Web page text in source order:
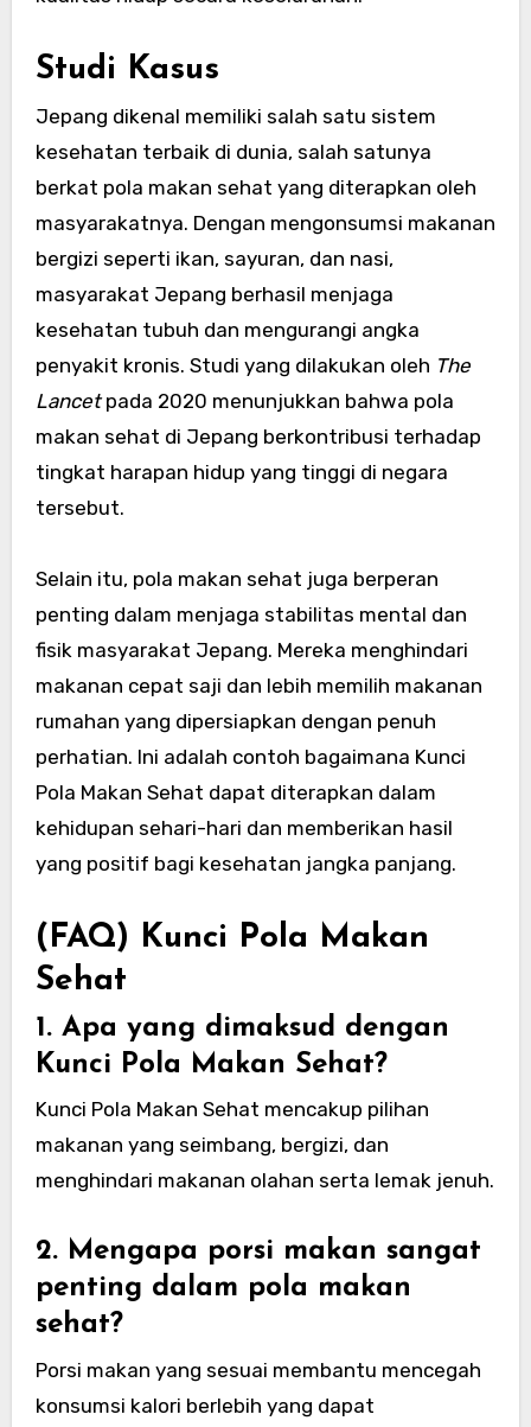
Studi Kasus
Jepang dikenal memiliki salah satu sistem
kesehatan terbaik di dunia, salah satunya
berkat pola makan sehat yang diterapkan oleh
masyarakatnya. Dengan mengonsumsi makanan
bergizi seperti ikan, sayuran, dan nasi,
masyarakat Jepang berhasil menjaga
kesehatan tubuh dan mengurangi angka
penyakit kronis. Studi yang dilakukan oleh The
Lancetpada 2020 menunjukkan bahwa pola
makan sehat di Jepang berkontribusi terhadap
tingkat harapan hidup yang tinggi di negara
tersebut.
Selain itu, pola makan sehat juga berperan
penting dalam menjaga stabilitas mental dan
fisik masyarakat Jepang. Mereka menghindari
makanan cepat saji dan lebih memilih makanan
rumahan yang dipersiapkan dengan penuh
perhatian. Ini adalah contoh bagaimana Kunci
Pola Makan Sehat dapat diterapkan dalam
kehidupan sehari-hari dan memberikan hasil
yang positif bagi kesehatan jangka panjang.
(FAQ) Kunci Pola Makan
Sehat
1. Apa yang dimaksud dengan
Kunci Pola Makan Sehat?
Kunci Pola Makan Sehat mencakup pilihan
makanan yang seimbang, bergizi, dan
menghindari makanan olahan serta lemak jenuh.
2. Mengapa porsi makan sangat
penting dalam pola makan
sehat?
Porsi makan yang sesuai membantu mencegah
konsumsi kalori berlebih yang dapat